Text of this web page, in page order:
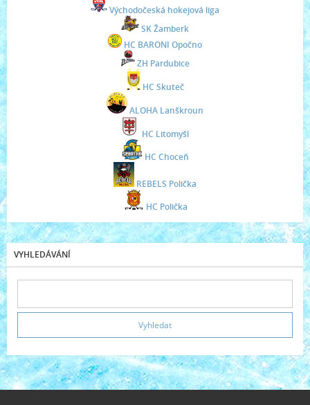
Východočeská hokejová liga
SK Žamberk
HC BARONI Opočno
ZH Pardubice
HC Skuteč
ALOHA Lanškroun
HC Litomyšl
HC Choceň
REBELS Polička
HC Polička
VYHLEDÁVÁNÍ